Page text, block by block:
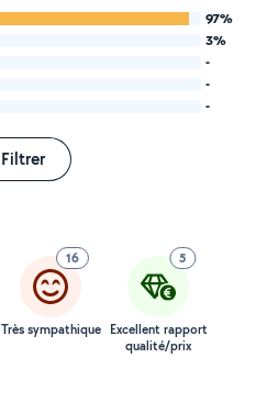
97%
3%
-
-
-
Filtrer
16
Très sympathique
5
Excellent rapport
qualité/prix